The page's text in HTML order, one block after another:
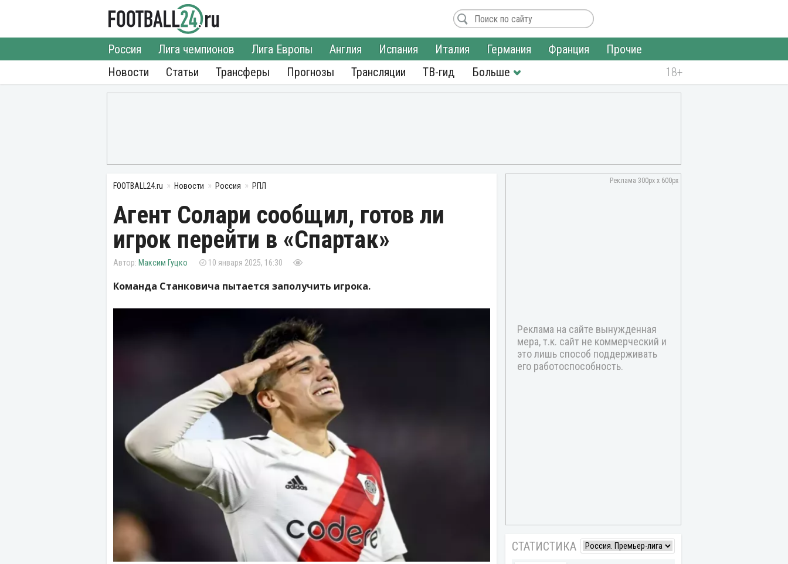
Новости
Россия Лига чемпионов Лига Европы Англия Испания Италия Германия Франция
Прочие
Статьи
Трансферы Прогнозы Трансляции ТВ-гид
FOOTBALL24.ru Новости Россия РПЛ
Агент Солари сообщил, готов ли
игрок перейти в «Спартак»
Максим Гуцко 10 января 2025, 16:30
Команда Станковича пытается заполучить игрока.